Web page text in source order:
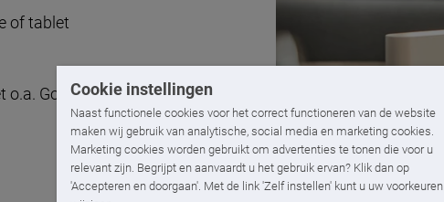
Cookie instellingen
Naast functionele cookies voor het correct functioneren van de website
maken wij gebruik van analytische, social media en marketing cookies.
Marketing cookies worden gebruikt om advertenties te tonen die voor u
relevant zijn. Begrijpt en aanvaardt u het gebruik ervan? Klik dan op
'Accepteren en doorgaan'. Met de link 'Zelf instellen' kunt u uw voorkeuren
of tablet
Google Home, Apple Homekit